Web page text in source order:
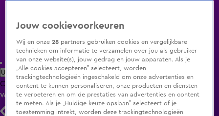
Uitzending Gemist Populaire programma's Zenders Genres
ClipsFilmsRadioSmart TV inlogShop
Volg KIJK
Jouw cookievoorkeuren
Wij en onze28 partners gebruiken cookies en vergelijkbare
technieken om informatie te verzamelen over jou als gebruiker
van onze website(s), jouw gedrag en jouw apparaten. Als je
„Alle cookies accepteren” selecteert, worden
trackingtechnologieën ingeschakeld om onze advertenties en
content te kunnen personaliseren, onze producten en diensten
te verbeteren en om de prestaties van advertenties en content
te meten. Als je „Huidige keuze opslaan” selecteert of je
toestemming intrekt, worden deze trackingtechnologieën